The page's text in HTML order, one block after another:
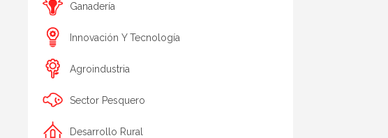
Ganadería
Innovación Y Tecnología
Agroindustria
Sector Pesquero
Desarrollo Rural